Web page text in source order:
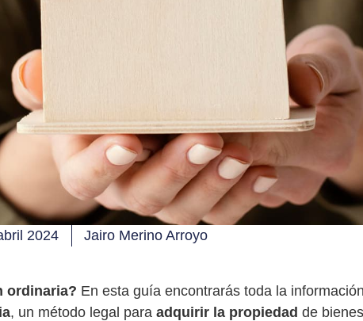
2024 Jairo Merino Arroyo
ordinaria? En esta guía encontrarás toda la
, un método legal para adquirir la propiedad de